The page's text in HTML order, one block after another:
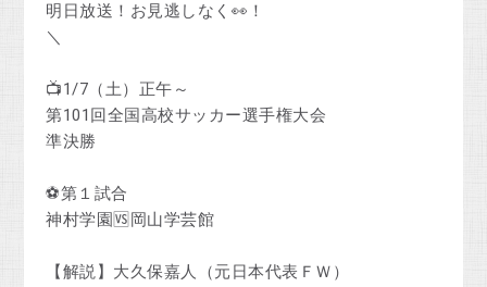
明日放送！お見逃しなく👀！
＼
📺1/7（土）正午～
第101回全国高校サッカー選手権大会
準決勝
⚽第１試合
神村学園🆚岡山学芸館
【解説】大久保嘉人（元日本代表ＦＷ）